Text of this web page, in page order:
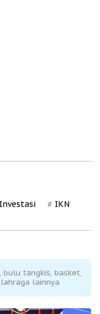
Investasi IKN
tangkis, basket,
lainnya